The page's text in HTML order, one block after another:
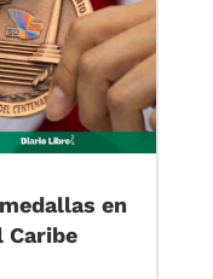
en
Caribe